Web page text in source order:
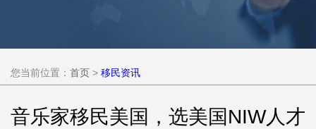
您当前位置： 首页 > 移民资讯
音乐家移民美国，选美国NIW人才